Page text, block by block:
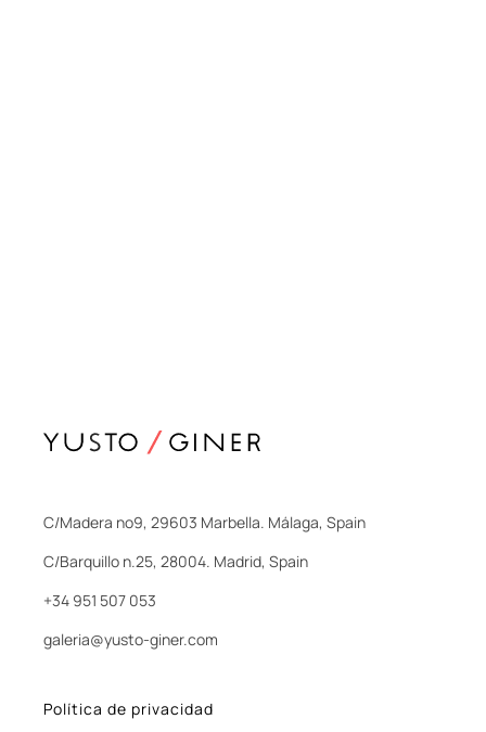
C/Madera nº9, 29603 Marbella. Málaga, Spain
C/Barquillo n.25, 28004. Madrid, Spain
+34 951 507 053
galeria@yusto-giner.com
Política de privacidad